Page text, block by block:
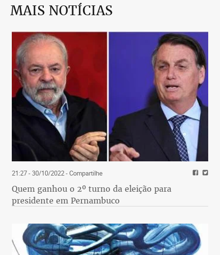
MAIS NOTÍCIAS
21:27 - 30/10/2022- Compartilhe
Quem ganhou o 2º turno da eleição para
presidente em Pernambuco